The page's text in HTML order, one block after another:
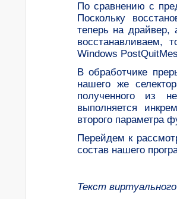
По сравнению с
Поскольку
теперь на
восстанавливаем,
Windows
В обработчике
нашего же
полученного из
выполняется
второго параметра
Перейдем к
состав нашего
Текст